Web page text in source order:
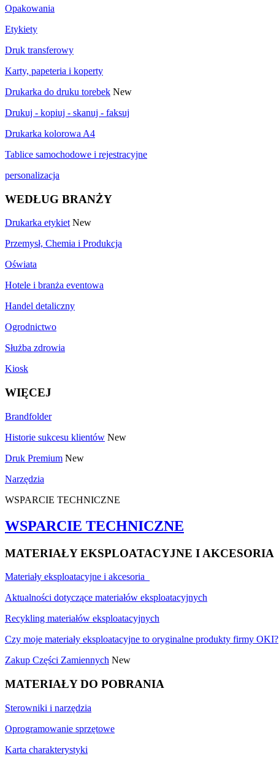
Opakowania
Etykiety
Druk transferowy
Karty, papeteria i koperty
Drukarka do druku torebek New
Drukuj - kopiuj - skanuj - faksuj
Drukarka kolorowa A4
Tablice samochodowe i rejestracyjne
personalizacja
WEDŁUG BRANŻY
Drukarka etykiet New
Przemysł, Chemia i Produkcja
Oświata
Hotele i branża eventowa
Handel detaliczny
Ogrodnictwo
Służba zdrowia
Kiosk
WIĘCEJ
Brandfolder
Historie sukcesu klientów New
Druk Premium New
Narzędzia
WSPARCIE TECHNICZNE
WSPARCIE TECHNICZNE
MATERIAŁY EKSPLOATACYJNE I AKCESORIA
Materiały eksploatacyjne i akcesoria
Aktualności dotyczące materiałów eksploatacyjnych
Recykling materiałów eksploatacyjnych
Czy moje materiały eksploatacyjne to oryginalne produkty firmy OKI?
Zakup Części Zamiennych New
MATERIAŁY DO POBRANIA
Sterowniki i narzędzia
Oprogramowanie sprzętowe
Karta charakterystyki